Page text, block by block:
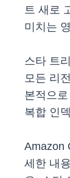
트 새로
미치는
스타 트
모든 리
본적으
복합 인
Amazon
세한 내